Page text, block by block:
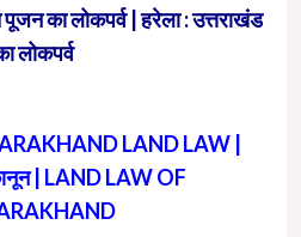
का लोकपर्व | हरेला : उत्तराखंड
लोकपर्व
LAND LAW |
| LAND LAW OF